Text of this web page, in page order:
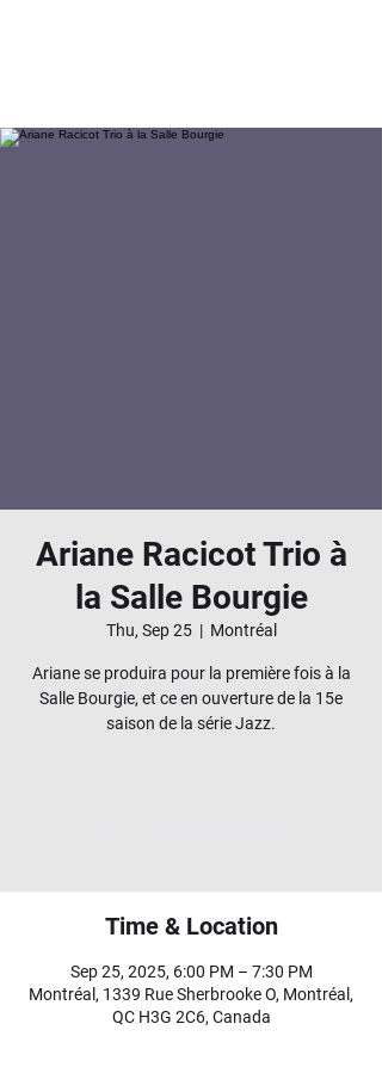
Ariane Racicot Trio à
la Salle Bourgie
Thu, Sep 25
  |
Montréal
Ariane se produira pour la première fois à la
Salle Bourgie, et ce en ouverture de la 15e
saison de la série Jazz.
Time & Location
Sep 25, 2025, 6:00 PM – 7:30 PM
Montréal, 1339 Rue Sherbrooke O, Montréal,
QC H3G 2C6, Canada